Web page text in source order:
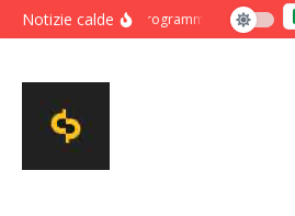
Salta al contenuto
Notizie calde Programma intensivo